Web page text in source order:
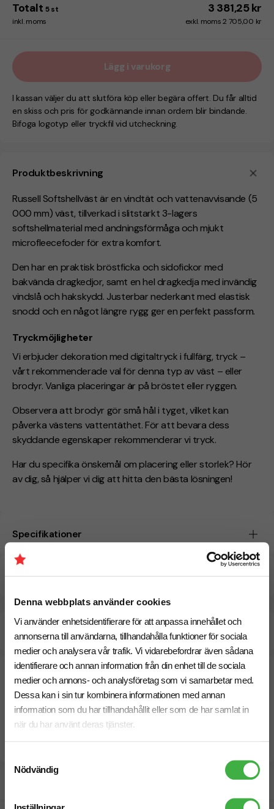
Denna webbplats använder cookies
Vi använder enhetsidentifierare för att anpassa innehållet och
annonserna till användarna, tillhandahålla funktioner för sociala
medier och analysera vår trafik. Vi vidarebefordrar även sådana
identifierare och annan information från din enhet till de sociala
medier och annons- och analysföretag som vi samarbetar med.
Dessa kan i sin tur kombinera informationen med annan
information som du har tillhandahållit eller som de har samlat in
när du har använt deras tjänster.
Nödvändig
Produktbeskrivning
Russell Softshellväst är en vindtät och vattenavvisande (5
000 mm) väst, tillverkad i slitstarkt 3-lagers
softshellmaterial med andningsförmåga och mjukt
microfleecefoder för extra komfort.
Den har en praktisk bröstficka och sidofickor med
bakvända dragkedjor, samt en hel dragkedja med invändig
vindslå och hakskydd. Justerbar nederkant med elastisk
snodd och en något längre rygg ger en perfekt passform.
Tryckmöjligheter
Vi erbjuder dekoration med digitaltryck i fullfärg, tryck –
vårt rekommenderade val för denna typ av väst – eller
brodyr. Vanliga placeringar är på bröstet eller ryggen.
Observera att brodyr gör små hål i tyget, vilket kan
påverka västens vattentäthet. För att bevara dess
skyddande egenskaper rekommenderar vi tryck.
Har du specifika önskemål om placering eller storlek? Hör
av dig, så hjälper vi dig att hitta den bästa lösningen!
Specifikationer
Pristabell
Totalt 5 st 3 381,25 kr
inkl. moms exkl. moms 2 705,00 kr
Lägg i varukorg
I kassan väljer du att slutföra köp eller begära offert. Du får alltid
en skiss och pris för godkännande innan ordern blir bindande.
Bifoga logotyp eller tryckfil vid utcheckning.
24 Augusti Beräknad leveranstid: 10 arbetsdagar
Snabbare leverans? Kontakta oss.